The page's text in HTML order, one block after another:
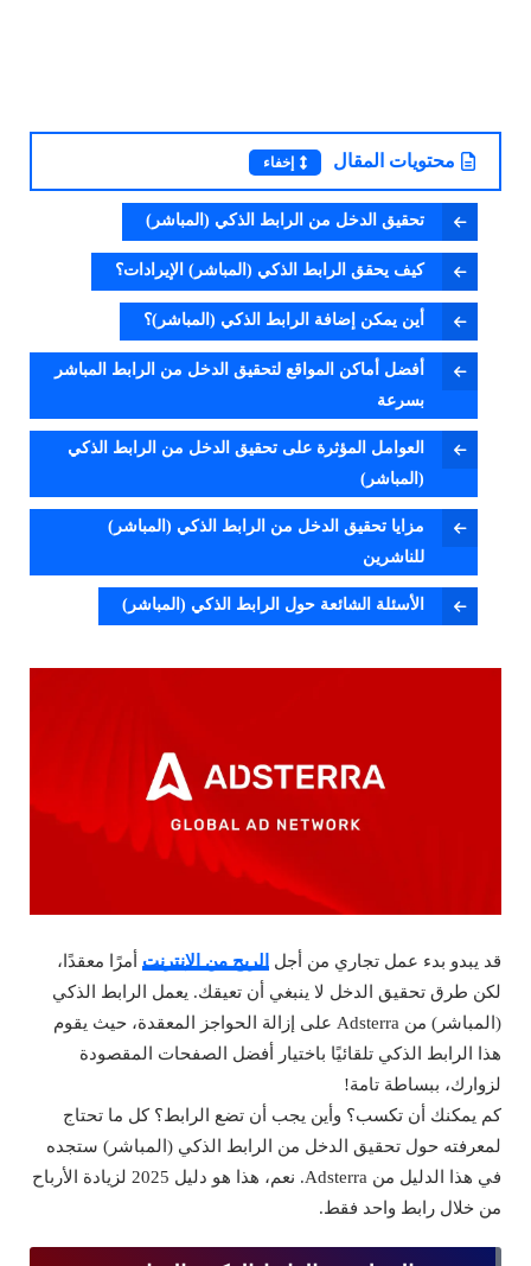
محتويات المقال إخفاء
تحقيق الدخل من الرابط الذكي (المباشر)
كيف يحقق الرابط الذكي (المباشر) الإيرادات؟
أين يمكن إضافة الرابط الذكي (المباشر)؟
أفضل أماكن المواقع لتحقيق الدخل من الرابط المباشر
بسرعة
العوامل المؤثرة على تحقيق الدخل من الرابط الذكي
(المباشر)
مزايا تحقيق الدخل من الرابط الذكي (المباشر)
للناشرين
الأسئلة الشائعة حول الرابط الذكي (المباشر)
قد يبدو بدء عمل تجاري من أجل الربح من الإنترنت أمرًا معقدًا،
لكن طرق تحقيق الدخل لا ينبغي أن تعيقك. يعمل الرابط الذكي
(المباشر) من Adsterra على إزالة الحواجز المعقدة، حيث يقوم
هذا الرابط الذكي تلقائيًا باختيار أفضل الصفحات المقصودة
لزوارك، ببساطة تامة!
كم يمكنك أن تكسب؟ وأين يجب أن تضع الرابط؟ كل ما تحتاج
لمعرفته حول تحقيق الدخل من الرابط الذكي (المباشر) ستجده
في هذا الدليل من Adsterra. نعم، هذا هو دليل 2025 لزيادة الأرباح
من خلال رابط واحد فقط.